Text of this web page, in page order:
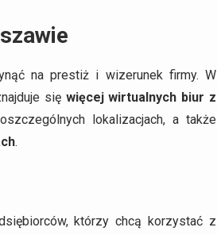
na prestiż i wizerunek firmy. W
się więcej wirtualnych biur z
lokalizacjach, a także
.
którzy chcą korzystać z